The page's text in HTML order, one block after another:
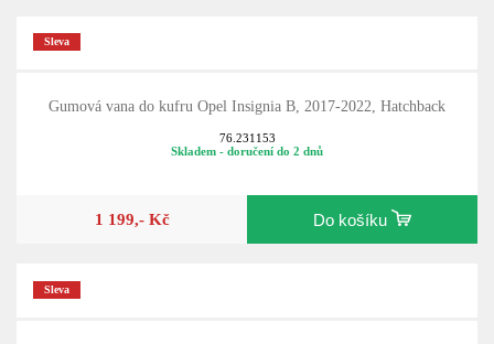
Sleva
Gumová vana do kufru Opel Insignia B, 2017-2022, Hatchback
76.231153
Skladem - doručení do 2 dnů
1 199,- Kč Do košíku
Sleva